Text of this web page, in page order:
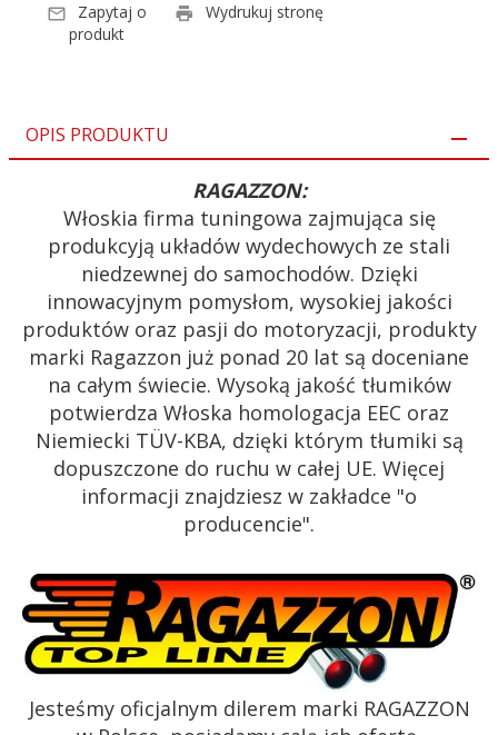
Zapytaj o
produkt
Wydrukuj stronę
OPIS PRODUKTU
RAGAZZON:
Włoskia firma tuningowa zajmująca się
produkcyją układów wydechowych ze stali
niedzewnej do samochodów. Dzięki
innowacyjnym pomysłom, wysokiej jakości
produktów oraz pasji do motoryzacji, produkty
marki Ragazzon już ponad 20 lat są doceniane
na całym świecie. Wysoką jakość tłumików
potwierdza Włoska homologacja EEC oraz
Niemiecki TÜV-KBA, dzięki którym tłumiki są
dopuszczone do ruchu w całej UE. Więcej
informacji znajdziesz w zakładce "o
producencie".
Jesteśmy oficjalnym dilerem marki RAGAZZON